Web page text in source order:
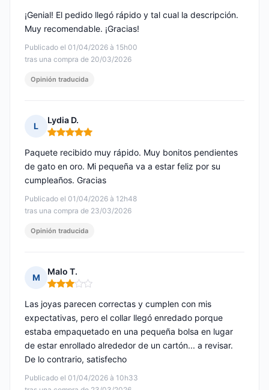
Publicado el 01/04/2026 à 15h00
tras una compra de 20/03/2026
¡Genial! El pedido llegó rápido y tal cual la descripción.
Muy recomendable. ¡Gracias!
Opinión traducida
L
Lydia D.
Nota: 5 de 5
Publicado el 01/04/2026 à 12h48
tras una compra de 23/03/2026
Paquete recibido muy rápido. Muy bonitos pendientes
de gato en oro. Mi pequeña va a estar feliz por su
cumpleaños. Gracias
Opinión traducida
M
Malo T.
Nota: 3 de 5
Publicado el 01/04/2026 à 10h33
Las joyas parecen correctas y cumplen con mis
expectativas, pero el collar llegó enredado porque
estaba empaquetado en una pequeña bolsa en lugar
de estar enrollado alrededor de un cartón... a revisar.
De lo contrario, satisfecho